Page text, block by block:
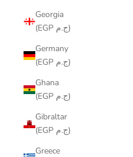
Georgia
(EGP ج.م)
Germany
(EGP ج.م)
Ghana
(EGP ج.م)
Gibraltar
(EGP ج.م)
Greece